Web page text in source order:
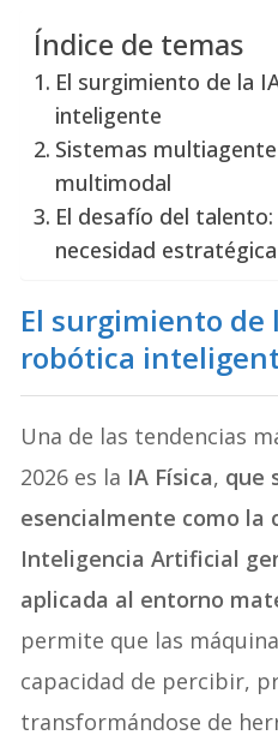
Índice de temas
El surgimiento de la
inteligente
Sistemas
multimodal
El desafío del
necesidad estratégica
El surgimiento de
robótica
Una de las tendencias
2026 es la IA Física, que
esencialmente como la
Inteligencia Artificial
aplicada al entorno
permite que las
capacidad de percibir,
transformándose de